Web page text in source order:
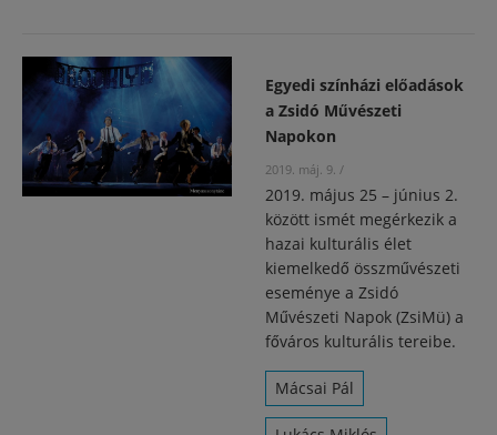
Egyedi színházi előadások
a Zsidó Művészeti
Napokon
2019. máj. 9. /
2019. május 25 – június 2.
között ismét megérkezik a
hazai kulturális élet
kiemelkedő összművészeti
eseménye a Zsidó
Művészeti Napok (ZsiMü) a
főváros kulturális tereibe.
Mácsai Pál